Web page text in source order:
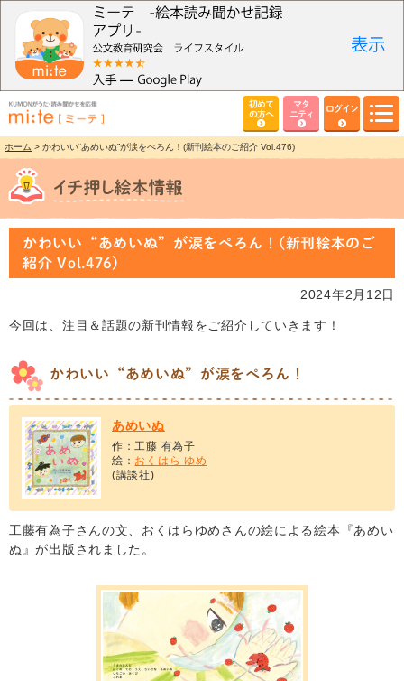
初めて
の方へ
マタ
ニティ
ログイン
ホーム > かわいい“あめいぬ”が涙をぺろん！(新刊絵本のご紹介 Vol.476)
かわいい“あめいぬ”が涙をぺろん！(新刊絵本のご
紹介 Vol.476)
2024年2月12日
今回は、注目＆話題の新刊情報をご紹介していきます！
かわいい“あめいぬ”が涙をぺろん！
あめいぬ
作：工藤 有為子
絵： おくはら ゆめ
(講談社)
工藤有為子さんの文、おくはらゆめさんの絵による絵本『あめい
ぬ』が出版されました。